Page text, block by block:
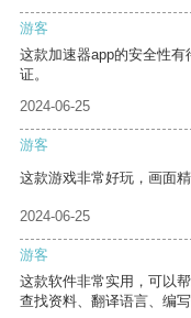
游客
这款加速器app的安全性
证。
2024-06-25
游客
这款游戏非常好玩，画面精
2024-06-25
游客
这款软件非常实用，可以
查找资料、翻译语言、编写